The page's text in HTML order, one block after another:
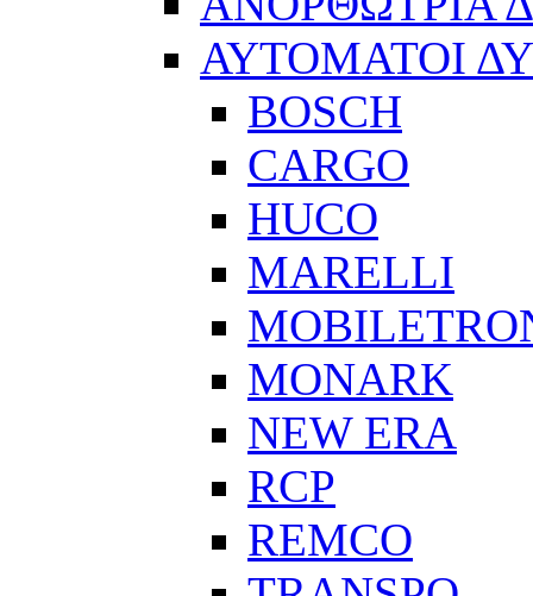
ΑΥΤΟΜΑΤΟΙ
BOSCH
CARGO
HUCO
MARELLI
MONARK
NEW ERA
RCP
REMCO